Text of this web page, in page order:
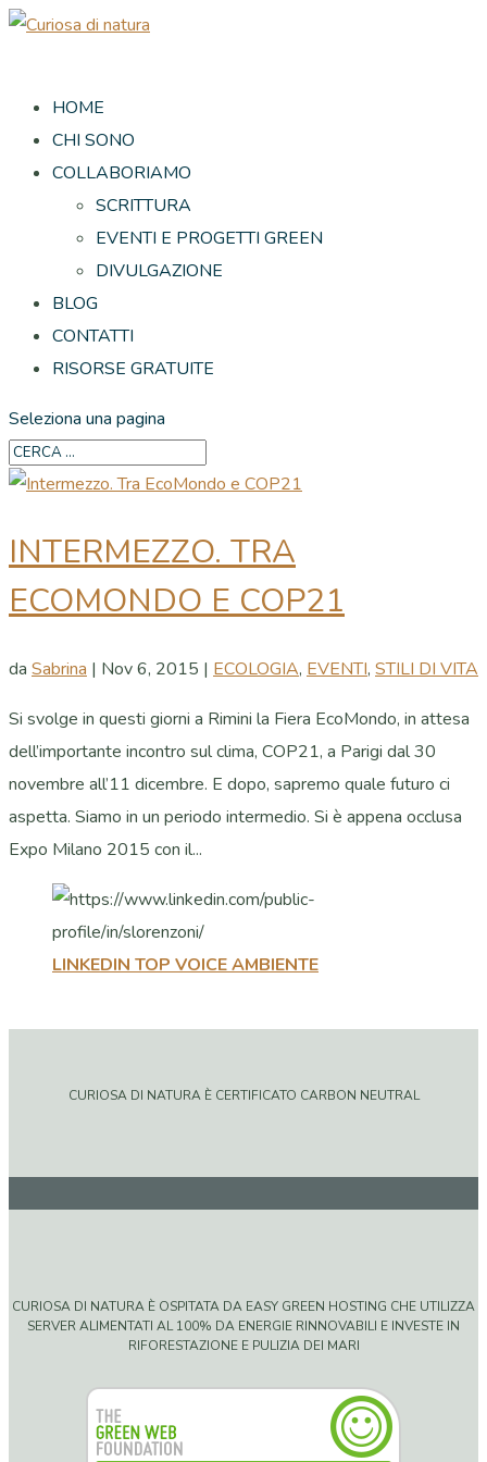
HOME
CHI SONO
COLLABORIAMO
SCRITTURA
EVENTI E PROGETTI GREEN
DIVULGAZIONE
BLOG
CONTATTI
RISORSE GRATUITE
Seleziona una pagina
INTERMEZZO. TRA
ECOMONDO E COP21
da Sabrina | Nov 6, 2015 | ECOLOGIA, EVENTI, STILI DI VITA
Si svolge in questi giorni a Rimini la Fiera EcoMondo, in attesa
dell’importante incontro sul clima, COP21, a Parigi dal 30
novembre all’11 dicembre. E dopo, sapremo quale futuro ci
aspetta. Siamo in un periodo intermedio. Si è appena occlusa
Expo Milano 2015 con il...
LINKEDIN TOP VOICE AMBIENTE
CURIOSA DI NATURA È CERTIFICATO CARBON NEUTRAL
CURIOSA DI NATURA È OSPITATA DA EASY GREEN HOSTING CHE UTILIZZA
SERVER ALIMENTATI AL 100% DA ENERGIE RINNOVABILI E INVESTE IN
RIFORESTAZIONE E PULIZIA DEI MARI